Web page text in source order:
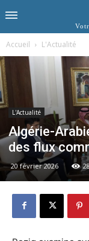
Accueil L'Actualité
L'Actualité
Algérie-
des flux
20 février 2026